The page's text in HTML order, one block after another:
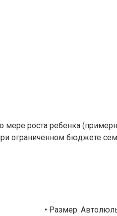
мере роста ребенка
ограниченном бюджете
• Размер.